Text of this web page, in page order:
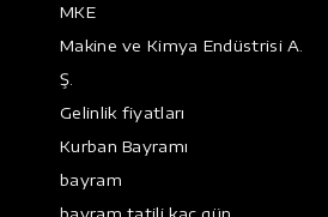
MKE
Makine ve Kimya Endüstrisi A.
Ş.
Gelinlik fiyatları
Kurban Bayramı
bayram